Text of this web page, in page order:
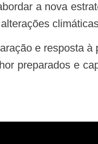
preparados e